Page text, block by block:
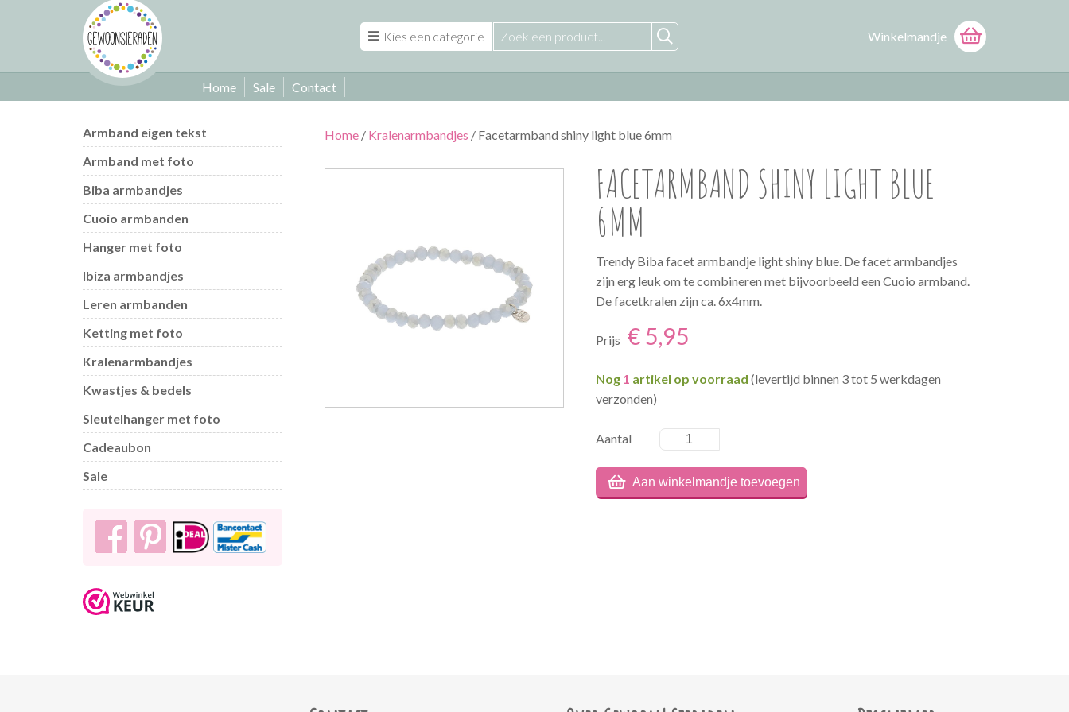
Kies een categorie Winkelmandje
Home Sale Contact
Armband eigen tekst
Armband met foto
Biba armbandjes
Cuoio armbanden
Hanger met foto
Ibiza armbandjes
Leren armbanden
Ketting met foto
Kralenarmbandjes
Kwastjes & bedels
Sleutelhanger met foto
Cadeaubon
Sale
Home / Kralenarmbandjes / Facetarmband shiny light blue 6mm
FACETARMBAND SHINY LIGHT BLUE
6MM
Trendy Biba facet armbandje light shiny blue. De facet armbandjes
zijn erg leuk om te combineren met bijvoorbeeld een Cuoio armband.
De facetkralen zijn ca. 6x4mm.
Prijs € 5,95
Nog 1 artikel op voorraad (levertijd binnen 3 tot 5 werkdagen
verzonden)
Aantal